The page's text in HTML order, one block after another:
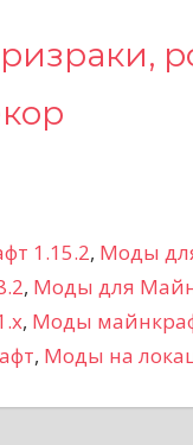
1.15.2, Моды
, Моды для
, Моды
, Моды на